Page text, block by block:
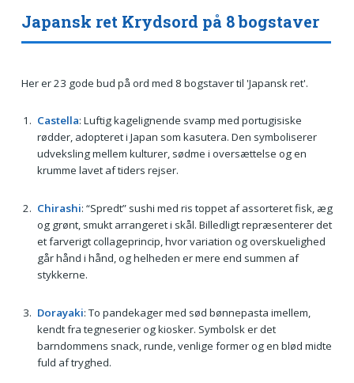
Japansk ret Krydsord på 8 bogstaver
Her er 23 gode bud på ord med 8 bogstaver til 'Japansk ret'.
Castella: Luftig kagelignende svamp med portugisiske
rødder, adopteret i Japan som kasutera. Den symboliserer
udveksling mellem kulturer, sødme i oversættelse og en
krumme lavet af tiders rejser.
Chirashi: “Spredt” sushi med ris toppet af assorteret fisk, æg
og grønt, smukt arrangeret i skål. Billedligt repræsenterer det
et farverigt collageprincip, hvor variation og overskuelighed
går hånd i hånd, og helheden er mere end summen af
stykkerne.
Dorayaki: To pandekager med sød bønnepasta imellem,
kendt fra tegneserier og kiosker. Symbolsk er det
barndommens snack, runde, venlige former og en blød midte
fuld af tryghed.